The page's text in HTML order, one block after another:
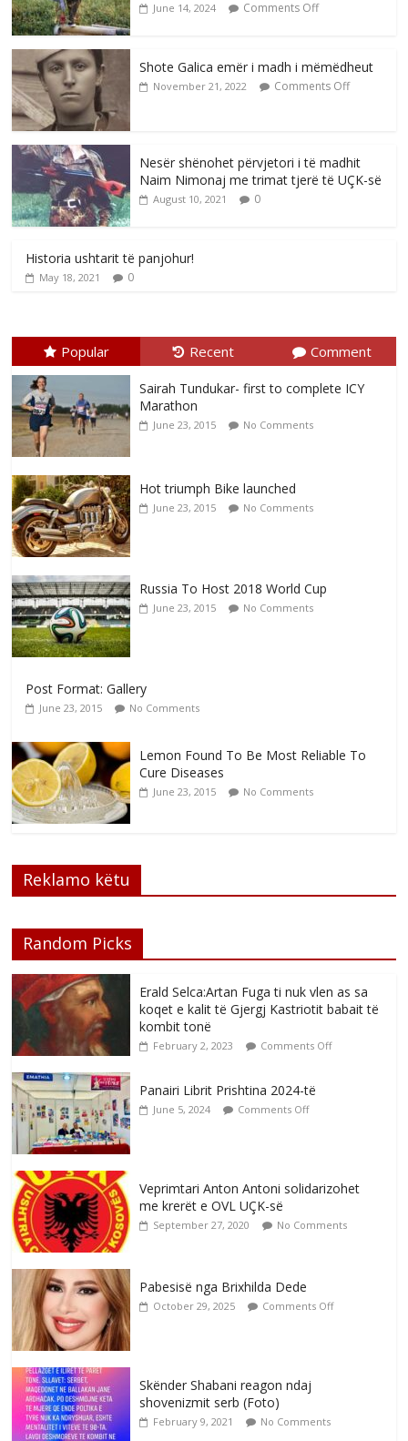
June 14, 2024 Comments Off
Shote Galica emër i madh i mëmëdheut
November 21, 2022 Comments Off
Nesër shënohet përvjetori i të madhit
Naim Nimonaj me trimat tjerë të UÇK-së
August 10, 2021 0
Historia ushtarit të panjohur!
May 18, 2021 0
Popular Recent Comment
Sairah Tundukar- first to complete ICY
Marathon
June 23, 2015 No Comments
Hot triumph Bike launched
June 23, 2015 No Comments
Russia To Host 2018 World Cup
June 23, 2015 No Comments
Post Format: Gallery
June 23, 2015 No Comments
Lemon Found To Be Most Reliable To
Cure Diseases
June 23, 2015 No Comments
Reklamo këtu
Random Picks
Erald Selca:Artan Fuga ti nuk vlen as sa
koqet e kalit të Gjergj Kastriotit babait të
kombit tonë
February 2, 2023 Comments Off
Panairi Librit Prishtina 2024-të
June 5, 2024 Comments Off
Veprimtari Anton Antoni solidarizohet
me krerët e OVL UÇK-së
September 27, 2020 No Comments
Pabesisë nga Brixhilda Dede
October 29, 2025 Comments Off
Skënder Shabani reagon ndaj
shovenizmit serb (Foto)
February 9, 2021 No Comments